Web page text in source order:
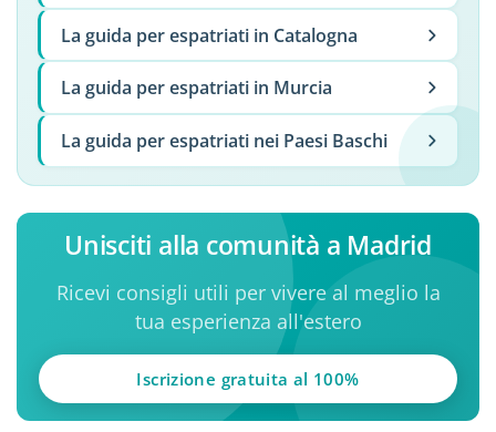
La guida per espatriati in Catalogna
La guida per espatriati in Murcia
La guida per espatriati nei Paesi Baschi
Unisciti alla comunità a Madrid
Ricevi consigli utili per vivere al meglio la
tua esperienza all'estero
Iscrizione gratuita al 100%